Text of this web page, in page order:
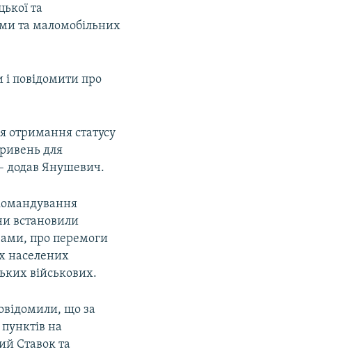
та
та маломобільних
і повідомити про
отримання статусу
для
додав Янушевич.
встановили
про перемоги
населених
військових.
що за
на
Ставок та